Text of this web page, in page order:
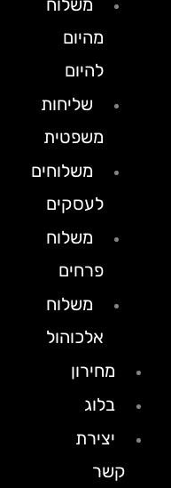
מהיום
להיום
שליחות
משפטית
משלוחים
לעסקים
משלוח
פרחים
משלוח
אלכוהול
מחירון
בלוג
יצירת
קשר